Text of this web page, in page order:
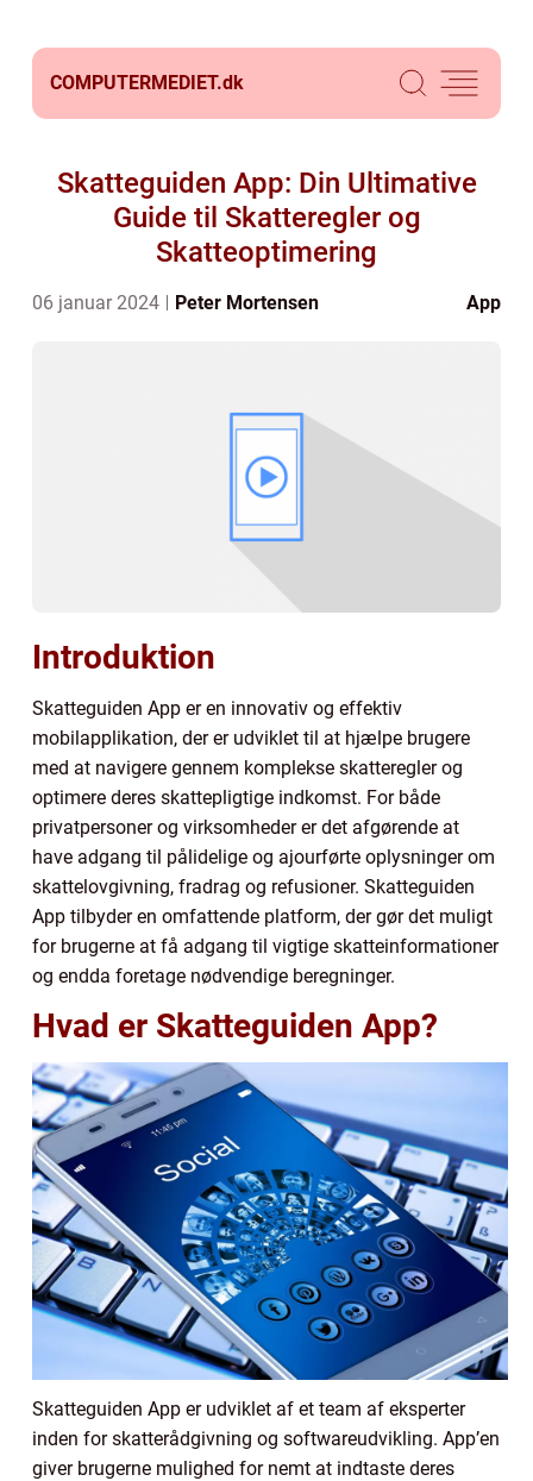
COMPUTERMEDIET.dk
Skatteguiden App: Din Ultimative
Guide til Skatteregler og
Skatteoptimering
06 januar 2024 Peter Mortensen App
Introduktion
Skatteguiden App er en innovativ og effektiv
mobilapplikation, der er udviklet til at hjælpe brugere
med at navigere gennem komplekse skatteregler og
optimere deres skattepligtige indkomst. For både
privatpersoner og virksomheder er det afgørende at
have adgang til pålidelige og ajourførte oplysninger om
skattelovgivning, fradrag og refusioner. Skatteguiden
App tilbyder en omfattende platform, der gør det muligt
for brugerne at få adgang til vigtige skatteinformationer
og endda foretage nødvendige beregninger.
Hvad er Skatteguiden App?
Skatteguiden App er udviklet af et team af eksperter
inden for skatterådgivning og softwareudvikling. App’en
giver brugerne mulighed for nemt at indtaste deres